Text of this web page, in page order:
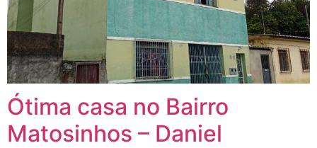
Ótima casa no Bairro
Matosinhos – Daniel